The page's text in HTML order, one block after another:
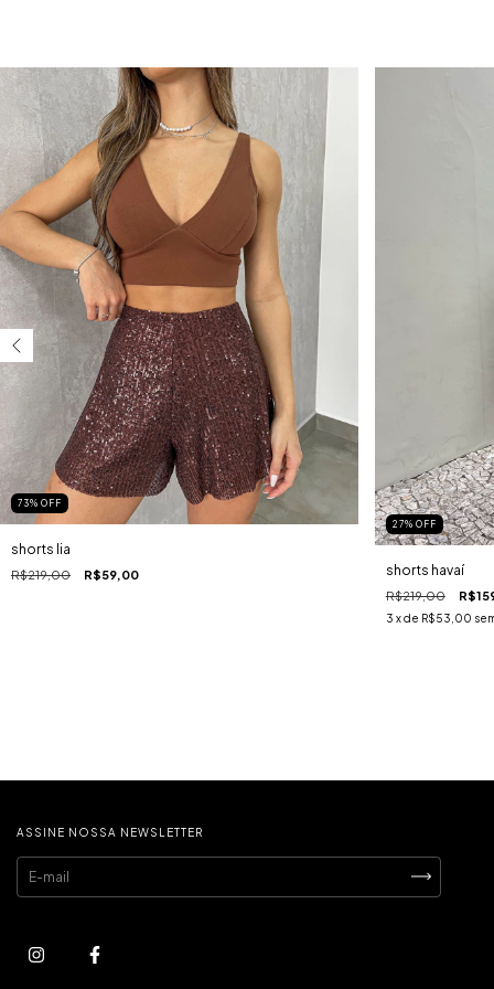
73% OFF
shorts lia
R$219,00 R$59,00
27% OFF
shorts havaí
R$219,00
3 x de R$53,00
ASSINE NOSSA NEWSLETTER